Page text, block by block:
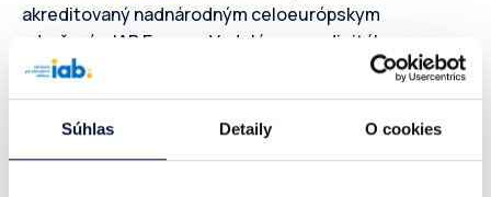
Súhlas Detaily O cookies
akreditovaný nadnárodným celoeurópskym
združením IAB Europe. Vzdelávame v digitálnom
marketingu prostredníctvom prípravného
kurzuDIMAQ Akadémie, workshopmi na rôzne
digitálne témy. Organizujeme vlastné konferencie.